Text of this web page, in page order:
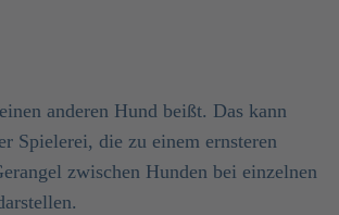
anderen Hund beißt. Das kann
Spielerei, die zu einem ernsteren
zwischen Hunden bei einzelnen